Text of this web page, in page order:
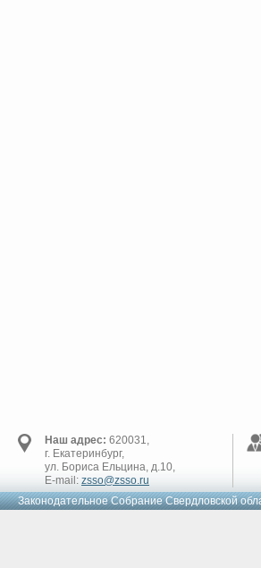
Наш адрес: 620031,
г. Екатеринбург,
ул. Бориса Ельцина, д.10,
E-mail: zsso@zsso.ru
Законодательное Cобрание Свердловской